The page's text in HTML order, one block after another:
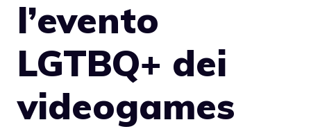
l’evento
LGTBQ+ dei
videogames